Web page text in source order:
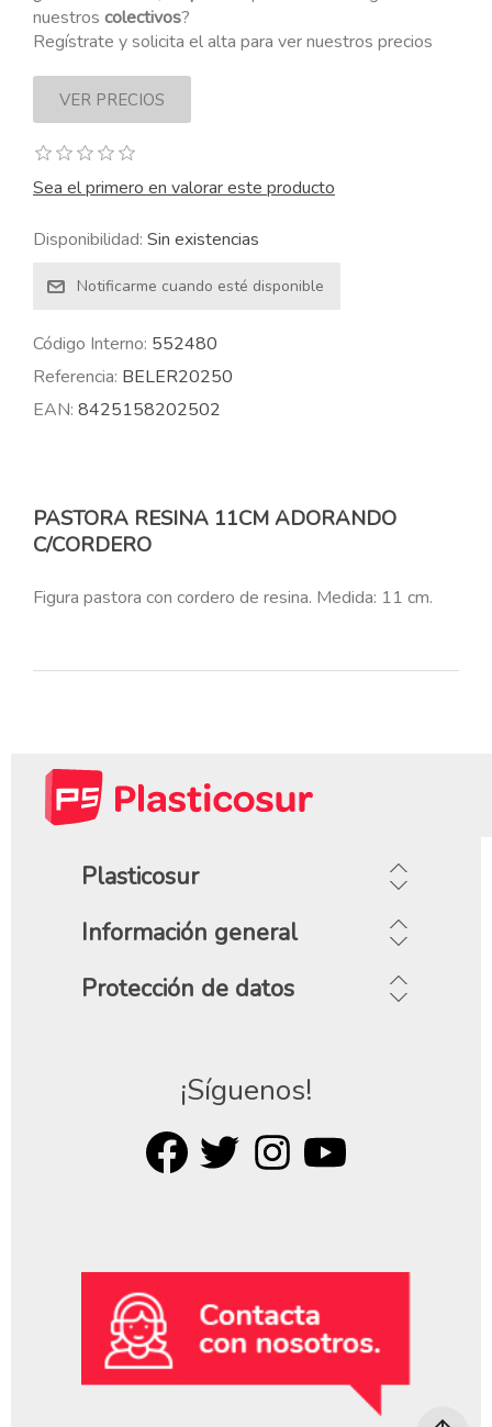
nuestros colectivos?
Regístrate y solicita el alta para ver nuestros precios
Sea el primero en valorar este producto
Disponibilidad: Sin existencias
Código Interno: 552480
Referencia: BELER20250
EAN: 8425158202502
PASTORA RESINA 11CM ADORANDO
C/CORDERO
Figura pastora con cordero de resina. Medida: 11 cm.
Plasticosur
Información general
Protección de datos
¡Síguenos!